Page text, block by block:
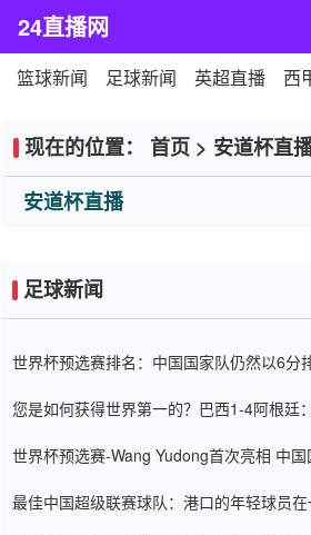
24直播网
篮球新闻 足球新闻 英超直播 西
现在的位置： 首页 > 安道杯直
安道杯直播
足球新闻
世界杯预选赛排名：中国国家队仍然以6分
您是如何获得世界第一的？巴西1-4阿根廷
世界杯预选赛-Wang Yudong首次亮相 中国
最佳中国超级联赛球队：港口的年轻球员在